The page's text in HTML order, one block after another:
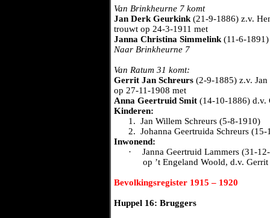
Van Brinkheurne 7 komt
Jan Derk Geurkink (21-9-1886) z.v.
trouwt op 24-3-1911 met
Janna Christina Simmelink (11-6-
Naar Brinkheurne 7
Van Ratum 31 komt:
Gerrit Jan Schreurs (2-9-1885) z.v.
op 27-11-1908 met
Anna Geertruid Smit (14-10-1886) d.v.
Kinderen:
1. Jan Willem Schreurs (5-8-1910)
2. Johanna Geertruida Schreurs
Inwonend:
·
Janna Geertruid Lammers (31-
op ’t Engeland Woold, d.v.
Bevolkingsregister 1915 – 1920
Huppel 16: Bruggers